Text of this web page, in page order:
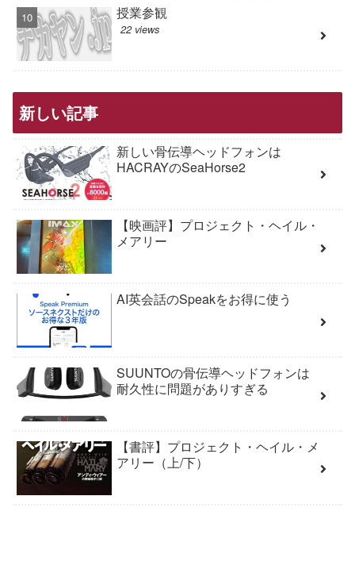
授業参観
22 views
新しい記事
新しい骨伝導ヘッドフォンは
HACRAYのSeaHorse2
【映画評】プロジェクト・ヘイル・
メアリー
AI英会話のSpeakをお得に使う
SUUNTOの骨伝導ヘッドフォンは
耐久性に問題がありすぎる
【書評】プロジェクト・ヘイル・メ
アリー（上/下）